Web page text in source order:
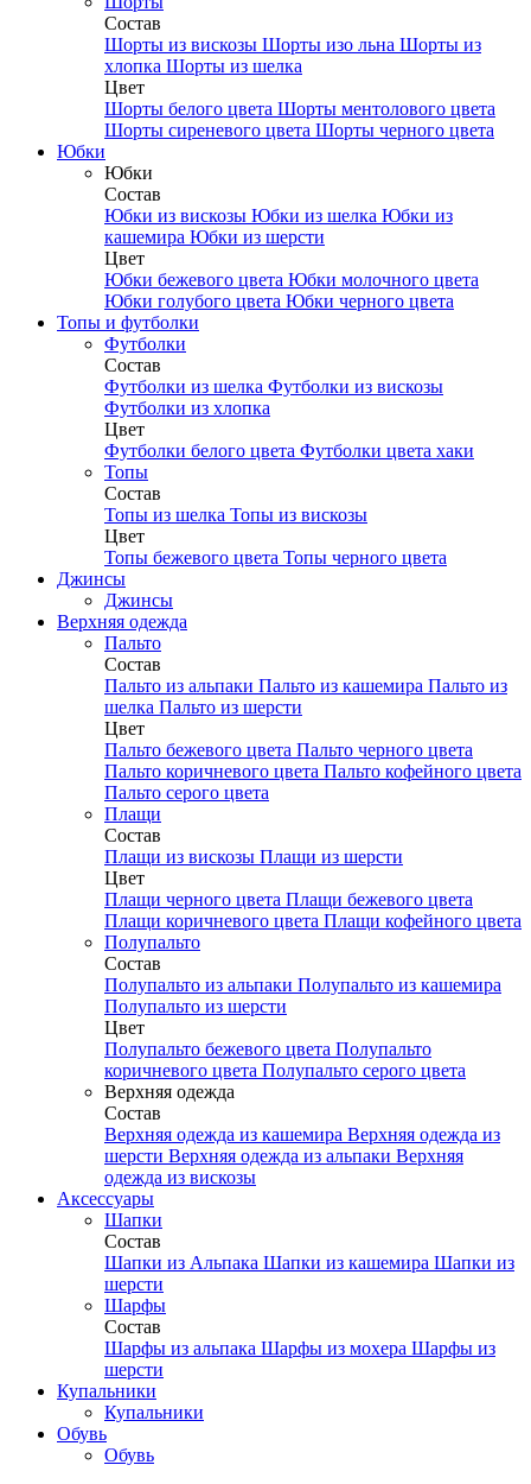
Состав
Шорты из вискозы Шорты изо льна Шорты из
хлопка Шорты из шелка
Цвет
Шорты белого цвета Шорты ментолового цвета
Шорты сиреневого цвета Шорты черного цвета
Юбки
Юбки
Состав
Юбки из вискозы Юбки из шелка Юбки из
кашемира Юбки из шерсти
Цвет
Юбки бежевого цвета Юбки молочного цвета
Юбки голубого цвета Юбки черного цвета
Топы и футболки
Футболки
Состав
Футболки из шелка Футболки из вискозы
Футболки из хлопка
Цвет
Футболки белого цвета Футболки цвета хаки
Топы
Состав
Топы из шелка Топы из вискозы
Цвет
Топы бежевого цвета Топы черного цвета
Джинсы
Джинсы
Верхняя одежда
Пальто
Состав
Пальто из альпаки Пальто из кашемира Пальто из
шелка Пальто из шерсти
Цвет
Пальто бежевого цвета Пальто черного цвета
Пальто коричневого цвета Пальто кофейного цвета
Пальто серого цвета
Плащи
Состав
Плащи из вискозы Плащи из шерсти
Цвет
Плащи черного цвета Плащи бежевого цвета
Плащи коричневого цвета Плащи кофейного цвета
Полупальто
Состав
Полупальто из альпаки Полупальто из кашемира
Полупальто из шерсти
Цвет
Полупальто бежевого цвета Полупальто
коричневого цвета Полупальто серого цвета
Верхняя одежда
Состав
Верхняя одежда из кашемира Верхняя одежда из
шерсти Верхняя одежда из альпаки Верхняя
одежда из вискозы
Аксесcуары
Шапки
Состав
Шапки из Альпака Шапки из кашемира Шапки из
шерсти
Шарфы
Состав
Шарфы из альпака Шарфы из мохера Шарфы из
шерсти
Купальники
Купальники
Обувь
Обувь